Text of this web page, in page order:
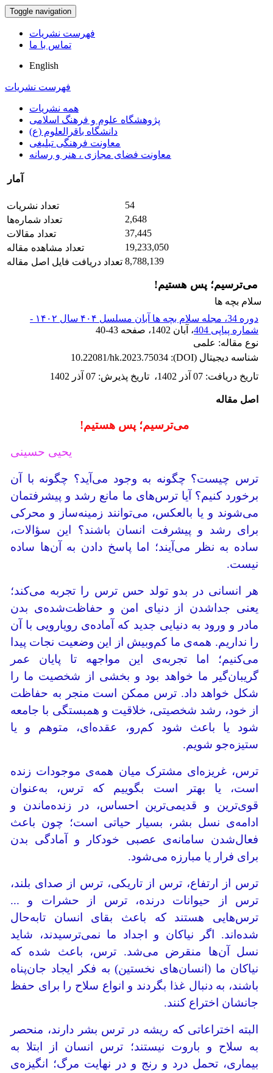
Toggle navigation
فهرست نشریات
تماس با ما
English
فهرست نشریات
همه نشریات
پژوهشگاه علوم و فرهنگ اسلامی
دانشگاه باقرالعلوم (ع)
معاونت فرهنگی تبلیغی
معاونت فضای مجازی ، هنر و رسانه
آمار
تعداد نشریات
54
تعداد شماره‌ها
2,648
تعداد مقالات
37,445
تعداد مشاهده مقاله
19,233,050
تعداد دریافت فایل اصل مقاله 8,788,139
می‌ترسیم؛ پس هستیم!
سلام بچه ها
دوره 34، مجله سلام بچه ها آبان مسلسل ۴۰۴ سال ۱۴۰۲ -
شماره پیاپی 404
، آبان 1402 ، صفحه 40-43
نوع مقاله: علمی
شناسه دیجیتال (DOI):
10.22081/hk.2023.75034
تاریخ دریافت: 07 آذر 1402 ، تاریخ پذیرش: 07 آذر 1402
اصل مقاله
می‌ترسیم؛ پس هستیم!
یحیی حسینی
ترس چیست؟ چگونه به وجود می‌آید؟ چگونه با آن
برخورد کنیم؟ آیا ترس‌های ما مانع رشد و پیشرفتمان
می‌شوند و یا بالعکس، می‌توانند زمینه‌ساز و محرکی
برای رشد و پیشرفت انسان باشند؟ این سؤالات،
ساده به نظر می‌آیند؛ اما پاسخ دادن به آن‌ها ساده
نیست.
هر انسانی در بدو تولد حس ترس را تجربه می‌کند؛
یعنی جداشدن از دنیای امن و حفاظت‌شده‌ی بدن
مادر و ورود به دنیایی جدید که آماده‌ی رویارویی با آن
را نداریم. همه‌ی ما کم‌وبیش از این وضعیت نجات پیدا
می‌کنیم؛ اما تجربه‌ی این مواجهه تا پایان عمر
گریبان‌گیر ما خواهد بود و بخشی از شخصیت ما را
شکل خواهد داد. ترس ممکن است منجر به حفاظت
از خود، رشد شخصیتی، خلاقیت و همبستگی با جامعه
شود یا باعث شود کم‌رو، عقده‌ای، متوهم و یا
ستیزه‌جو شویم.
ترس، غریزه‌ای مشترک میان همه‌ی موجودات زنده
است، یا بهتر است بگوییم که ترس، به‌عنوان
قوی‌ترین و قدیمی‌ترین احساس، در زنده‌ماندن و
ادامه‌ی نسل بشر، بسیار حیاتی است؛ چون باعث
فعال‌شدن سامانه‌ی عصبی خودکار و آمادگی بدن
برای فرار یا مبارزه می‌شود.
ترس از ارتفاع، ترس از تاریکی، ترس از صدای بلند،
ترس از حیوانات درنده، ترس از حشرات و ...
ترس‌هایی هستند که باعث بقای انسان تابه‌حال
شده‌اند. اگر نیاکان و اجداد ما نمی‌ترسیدند، شاید
نسل آن‌ها منقرض می‌شد. ترس، باعث شده که
نیاکان ما (انسان‌های نخستین) به فکر ایجاد جان‌پناه
باشند، به‌ دنبال غذا بگردند و انواع سلاح را برای حفظ
جانشان اختراع کنند.
البته اختراعاتی که ریشه در ترس بشر دارند، منحصر
به سلاح و باروت نیستند؛ ترس انسان از ابتلا به
بیماری، تحمل درد و رنج و در نهایت مرگ؛ انگیزه‌ی